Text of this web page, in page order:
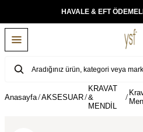
HAVALE & EFT
Anasayfa AKSESUAR
KRAVAT
&
MENDİL